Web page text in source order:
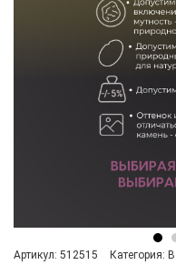
Артикул: 512515 Категория: B